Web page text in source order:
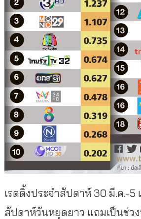
เรตติ้งประจำสัปดาห์ 30 มี.ค.-5
สัปดาห์วันหยุดยาว แถมเป็นช่ว